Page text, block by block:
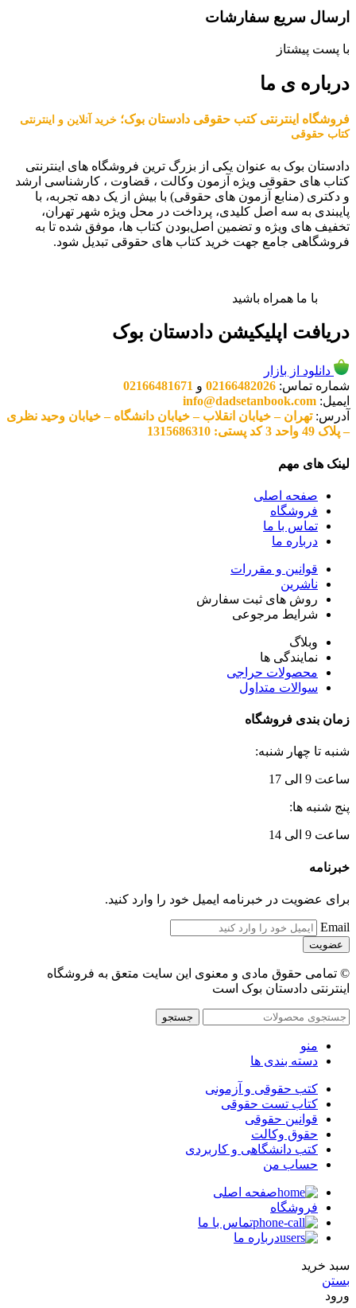
ارسال سریع سفارشات
با پست پیشتاز
درباره ی ما
فروشگاه اینترنتی کتب حقوقی دادستان بوک؛ خرید آنلاین و اینترنتی
کتاب حقوقی
دادستان بوک به عنوان یکی از بزرگ ترین فروشگاه های اینترنتی
کتاب های حقوقی ویژه آزمون وکالت ، قضاوت ، کارشناسی ارشد
و دکتری (منابع آزمون های حقوقی) با بیش از یک دهه تجربه، با
پایبندی به سه اصل کلیدی، پرداخت در محل ویژه شهر تهران،
تخفیف های ویژه و تضمین اصل‌بودن کتاب ها، موفق شده تا به
فروشگاهی جامع جهت خرید کتاب های حقوقی تبدیل شود.
با ما همراه باشید
دریافت اپلیکیشن دادستان بوک
دانلود از بازار
شماره تماس: 02166482026 و 02166481671
ایمیل: info@dadsetanbook.com
آدرس:تهران – خیابان انقلاب – خیابان دانشگاه – خیابان وحید نظری
– پلاک 49 واحد 3 کد پستی: 1315686310
لینک های مهم
صفحه اصلی
فروشگاه
تماس با ما
درباره ما
قوانین و مقررات
ناشرین
روش های ثبت سفارش
شرایط مرجوعی
وبلاگ
نمایندگی ها
محصولات حراجی
سوالات متداول
زمان بندی فروشگاه
شنبه تا چهار شنبه:
ساعت 9 الی 17
پنج شنبه ها:
ساعت 9 الی 14
خبرنامه
برای عضویت در خبرنامه ایمیل خود را وارد کنید.
Email
© تمامی حقوق مادی و معنوی این سایت متعق به فروشگاه
اینترنتی دادستان بوک است
جستجو
منو
دسته بندی ها
کتب حقوقی و آزمونی
کتاب تست حقوقی
قوانین حقوقی
حقوق وکالت
کتب دانشگاهی و کاربردی
حساب من
صفحه اصلی
فروشگاه
تماس با ما
درباره ما
سبد خرید
بستن
ورود